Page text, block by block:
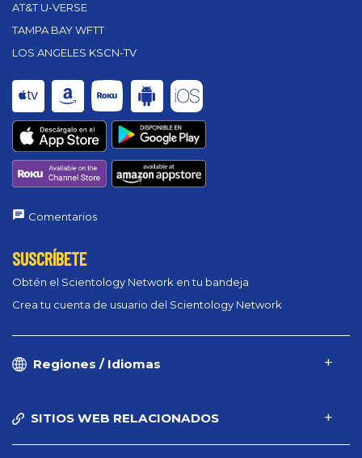
AT&T U-VERSE
TAMPA BAY WFTT
LOS ANGELES KSCN-TV
Comentarios
SUSCRÍBETE
Obtén el Scientology Network en tu bandeja
Crea tu cuenta de usuario del Scientology Network
Regiones / Idiomas
SITIOS WEB RELACIONADOS